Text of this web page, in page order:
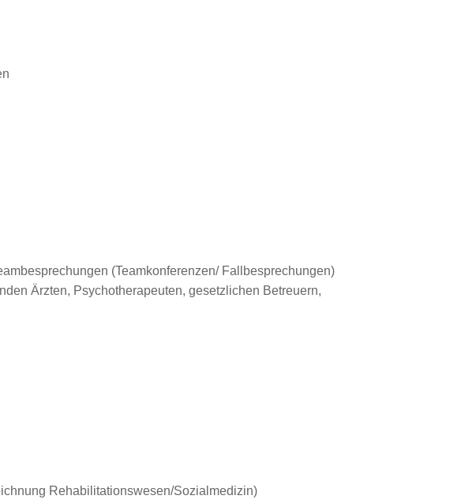
(Teamkonferenzen/ Fallbesprechungen)
Ärzten, Psychotherapeuten, gesetzlichen Betreuern,
Rehabilitationswesen/Sozialmedizin)